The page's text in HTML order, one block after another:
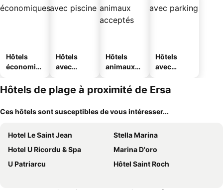
Hôtels
économiq
Hôtels
avec
Hôtels
animaux
Hôtels
avec
Hôtels de plage à proximité de Ersa
Ces hôtels sont susceptibles de vous intéresser...
Hotel Le Saint Jean
Stella Marina
Hotel U Ricordu & Spa
Marina D'oro
U Patriarcu
Hôtel Saint Roch